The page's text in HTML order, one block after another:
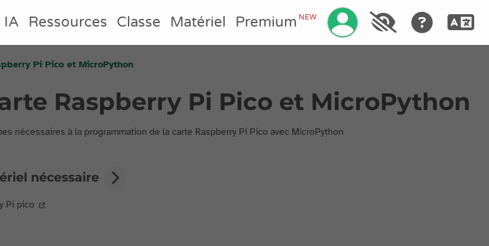
IA Ressources Classe Matériel PremiumNEW
Pi Pico et MicroPython
Raspberry Pi Pico et MicroPython
nécessaires à la programmation de la carte Raspberry Pi Pico avec MicroPython
nécessaire
Pi pico